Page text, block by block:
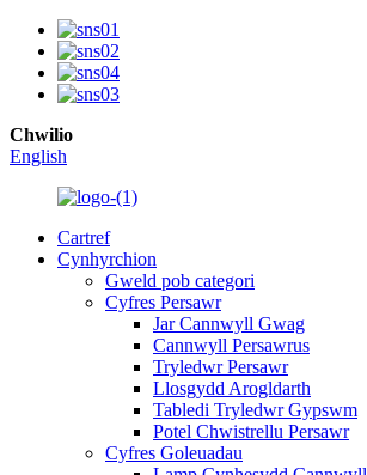
Chwilio
English
Cartref
Cynhyrchion
Gweld pob categori
Cyfres Persawr
Jar Cannwyll Gwag
Cannwyll Persawrus
Tryledwr Persawr
Llosgydd Arogldarth
Tabledi Tryledwr Gypswm
Potel Chwistrellu Persawr
Cyfres Goleuadau